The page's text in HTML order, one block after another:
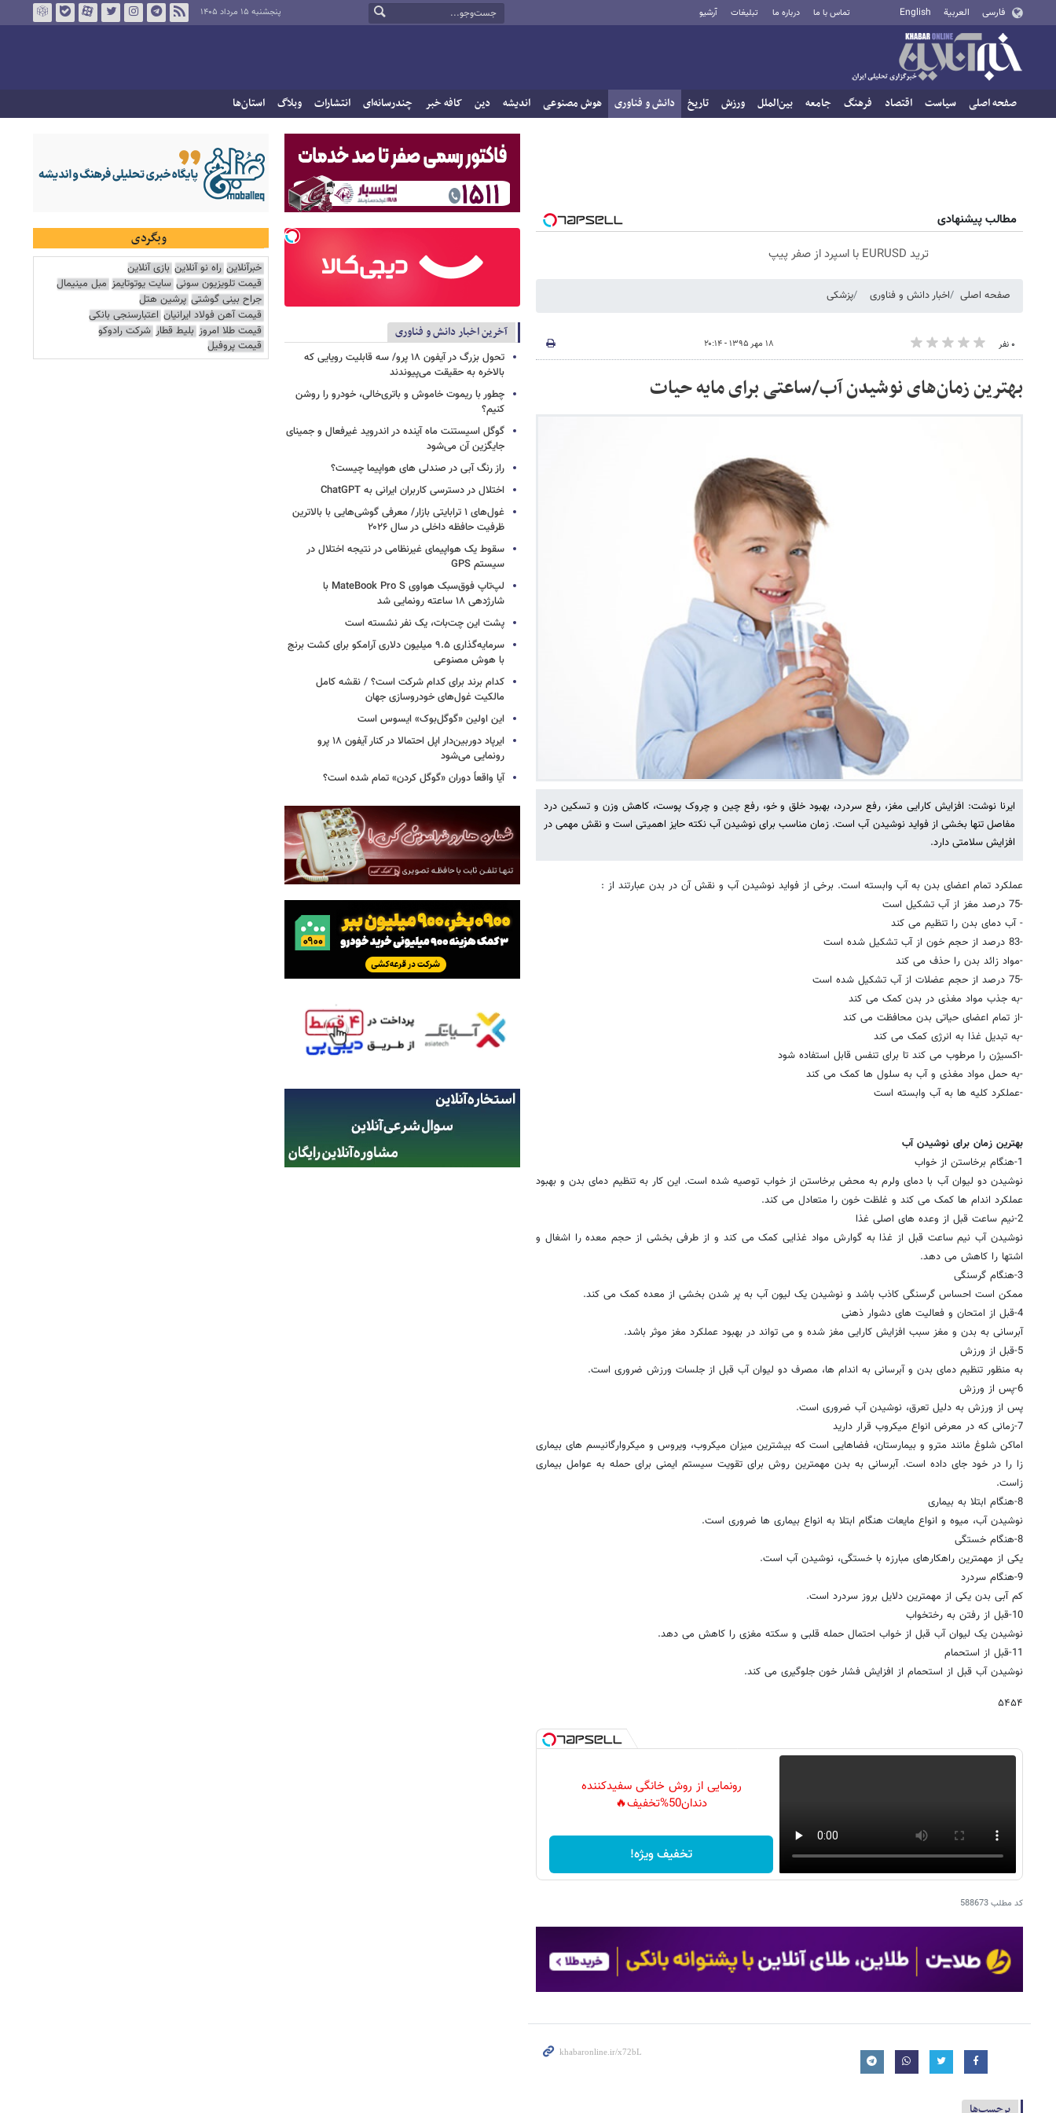
فارسی العربية English تماس با ما درباره ما تبلیغات آرشیو پنجشنبه ۱۵ مرداد ۱۴۰۵
صفحه اصلی سیاست اقتصاد فرهنگ جامعه بین‌الملل ورزش تاریخ دانش و فناوری هوش مصنوعی اندیشه دین کافه خبر چندرسانه‌ای انتشارات وبلاگ استان‌ها
مطالب پیشنهادی
ترید EURUSD با اسپرد از صفر پیپ
صفحه اصلی اخبار دانش و فناوری پزشکی
۰ نفر ۱۸ مهر ۱۳۹۵ - ۲۰:۱۴
بهترین زمان‌های نوشیدن آب/ساعتی برای مایه حیات
ایرنا نوشت: افزایش کارایی مغز، رفع سردرد، بهبود خلق و خو، رفع چین و چروک پوست، کاهش وزن و تسکین درد
مفاصل تنها بخشی از فواید نوشیدن آب است. زمان مناسب برای نوشیدن آب نکته حایز اهمیتی است و نقش مهمی در
افزایش سلامتی دارد.
عملکرد تمام اعضای بدن به آب وابسته است. برخی از فواید نوشیدن آب و نقش آن در بدن عبارتند از :
-75 درصد مغز از آب تشکیل است
- آب دمای بدن را تنظیم می کند
-83 درصد از حجم خون از آب تشکیل شده است
-مواد زائد بدن را حذف می کند
-75 درصد از حجم عضلات از آب تشکیل شده است
-به جذب مواد مغذی در بدن کمک می کند
-از تمام اعضای حیاتی بدن محافظت می کند
-به تبدیل غذا به انرژی کمک می کند
-اکسیژن را مرطوب می کند تا برای تنفس قابل استفاده شود
-به حمل مواد مغذی و آب به سلول ها کمک می کند
-عملکرد کلیه ها به آب وابسته است
بهترین زمان برای نوشیدن آب
1-هنگام برخاستن از خواب
نوشیدن دو لیوان آب با دمای ولرم به محض برخاستن از خواب توصیه شده است. این کار به تنظیم دمای بدن و بهبود
عملکرد اندام ها کمک می کند و غلظت خون را متعادل می کند.
2-نیم ساعت قبل از وعده های اصلی غذا
نوشیدن آب نیم ساعت قبل از غذا به گوارش مواد غذایی کمک می کند و از طرفی بخشی از حجم معده را اشغال و
اشتها را کاهش می دهد.
3-هنگام گرسنگی
ممکن است احساس گرسنگی کاذب باشد و نوشیدن یک لیون آب به پر شدن بخشی از معده کمک می کند.
4-قبل از امتحان و فعالیت های دشوار ذهنی
آبرسانی به بدن و مغز سبب افزایش کارایی مغز شده و می تواند در بهبود عملکرد مغز موثر باشد.
5-قبل از ورزش
به منظور تنظیم دمای بدن و آبرسانی به اندام ها، مصرف دو لیوان آب قبل از جلسات ورزش ضروری است.
6-پس از ورزش
پس از ورزش به دلیل تعرق، نوشیدن آب ضروری است.
7-زمانی که در معرض انواع میکروب قرار دارید
اماکن شلوغ مانند مترو و بیمارستان، فضاهایی است که بیشترین میزان میکروب، ویروس و میکروارگانیسم های بیماری
زا را در خود جای داده است. آبرسانی به بدن مهمترین روش برای تقویت سیستم ایمنی برای حمله به عوامل بیماری
زاست.
8-هنگام ابتلا به بیماری
نوشیدن آب، میوه و انواع مایعات هنگام ابتلا به انواع بیماری ها ضروری است.
8-هنگام خستگی
یکی از مهمترین راهکارهای مبارزه با خستگی، نوشیدن آب است.
9-هنگام سردرد
کم آبی بدن یکی از مهمترین دلایل بروز سردرد است.
10-قبل از رفتن به رختخواب
نوشیدن یک لیوان آب قبل از خواب احتمال حمله قلبی و سکته مغزی را کاهش می دهد.
11-قبل از استحمام
نوشیدن آب قبل از استحمام از افزایش فشار خون جلوگیری می کند.
۵۴۵۴
رونمایی از روش خانگی سفیدکننده
دندان50%تخفیف🔥
تخفیف ویژه!
کد مطلب588673
برچسب‌ها
آخرین اخبار دانش و فناوری
تحول بزرگ در آیفون ۱۸ پرو/ سه قابلیت رویایی که
بالاخره به حقیقت می‌پیوندند
چطور با ریموت خاموش و باتری‌خالی، خودرو را روشن
کنیم؟
گوگل اسیستنت ماه آینده در اندروید غیرفعال و جمینای
جایگزین آن می‌شود
راز رنگ آبی در صندلی های هواپیما چیست؟
اختلال در دسترسی کاربران ایرانی به ChatGPT
غول‌های ۱ ترابایتی بازار/ معرفی گوشی‌هایی با بالاترین
ظرفیت حافظه داخلی در سال ۲۰۲۶
سقوط یک هواپیمای غیرنظامی در نتیجه اختلال در
سیستم‌ GPS
لپ‌تاپ فوق‌سبک هواوی MateBook Pro S با
شارژدهی ۱۸ ساعته رونمایی شد
پشت این چت‌بات، یک نفر نشسته است
سرمایه‌گذاری ۹.۵ میلیون دلاری آرامکو برای کشت برنج
با هوش مصنوعی
کدام برند برای کدام شرکت است؟ / نقشه کامل
مالکیت غول‌های خودروسازی جهان
این اولین «گوگل‌بوک» ایسوس است
ایرپاد دوربین‌دار اپل احتمالا در کنار آیفون ۱۸ پرو
رونمایی می‌شود
آیا واقعاً دوران «گوگل کردن» تمام شده است؟
وبگردی
خبرآنلاین راه نو آنلاین بازی آنلاین
قیمت تلویزیون سونی سایت یوتوتایمز مبل مینیمال
جراح بینی گوشتی پرشین هتل
قیمت آهن فولاد ایرانیان اعتبارسنجی بانکی
قیمت طلا امروز بلیط قطار شرکت رادوکو
قیمت پروفیل